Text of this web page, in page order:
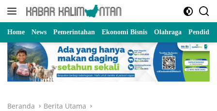
Langsung
Home News Pemerintahan Ekonomi Bisnis Olahraga
Beranda Berita Utama